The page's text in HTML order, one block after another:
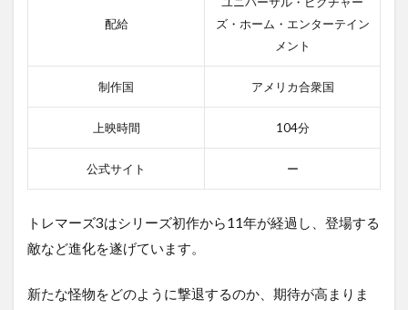
配給
ズ・ホーム・エンターテイン
メント
制作国 アメリカ合衆国
上映時間 104分
公式サイト ー
トレマーズ3はシリーズ初作から11年が経過し、登場する
敵など進化を遂げています。
新たな怪物をどのように撃退するのか、期待が高まりま